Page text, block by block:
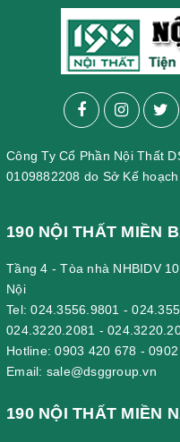
Công Ty Cổ Phần Nội Thất
0109882208 do Sở Kế
190 NỘI THẤT MIỀN
Tầng 4 - Tòa nhà NHBIDV
Nội
Tel:024.3556.9801 -
024.3220.2081 -
Hotline:0903 420 678 -
Email: sale@dsggroup.vn
190 NỘI THẤT MIỀN